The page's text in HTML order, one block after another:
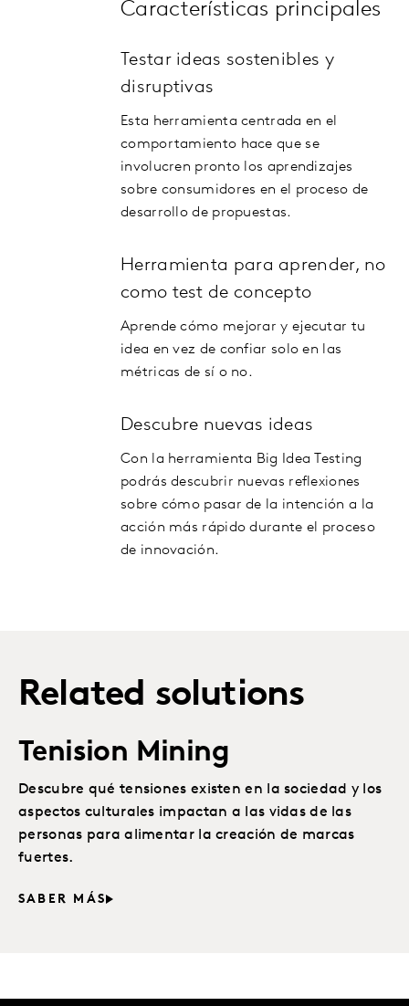
Características principales
Testar ideas sostenibles y
disruptivas
Esta herramienta centrada en el
comportamiento hace que se
involucren pronto los aprendizajes
sobre consumidores en el proceso de
desarrollo de propuestas.
Herramienta para aprender, no
como test de concepto
Aprende cómo mejorar y ejecutar tu
idea en vez de confiar solo en las
métricas de sí o no.
Descubre nuevas ideas
Con la herramienta Big Idea Testing
podrás descubrir nuevas reflexiones
sobre cómo pasar de la intención a la
acción más rápido durante el proceso
de innovación.
Related solutions
Tenision Mining
Descubre qué tensiones existen en la sociedad y los
aspectos culturales impactan a las vidas de las
personas para alimentar la creación de marcas
fuertes.
SABER MÁS